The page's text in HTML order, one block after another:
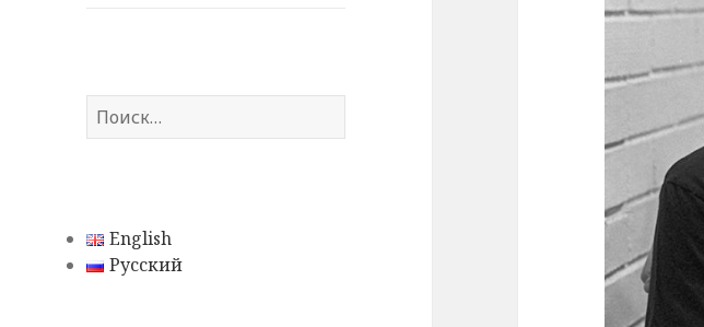
Н
а
:
English
Русский